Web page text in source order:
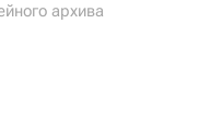
архива